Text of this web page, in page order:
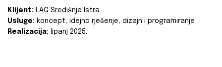
Klijent: LAG Središnja Istra
Usluge: koncept, idejno rješenje, dizajn i programiranje
Realizacija: lipanj 2025.